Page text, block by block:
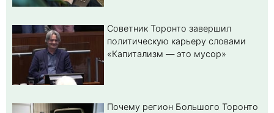
Советник Торонто завершил
политическую карьеру словами
«Капитализм — это мусор»
Почему регион Большого Торонто